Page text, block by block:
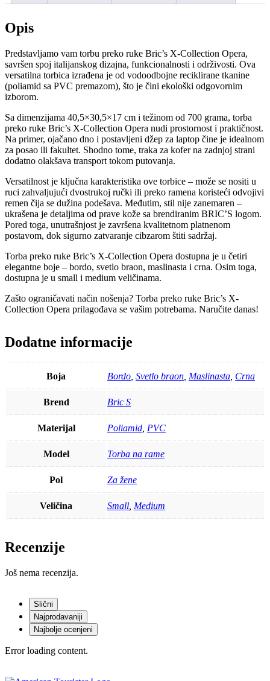
Opis
Predstavljamo vam torbu preko ruke Bric’s X-Collection Opera,
savršen spoj italijanskog dizajna, funkcionalnosti i održivosti. Ova
versatilna torbica izrađena je od vodoodbojne reciklirane tkanine
(poliamid sa PVC premazom), što je čini ekološki odgovornim
izborom.
Sa dimenzijama 40,5×30,5×17 cm i težinom od 700 grama, torba
preko ruke Bric’s X-Collection Opera nudi prostornost i praktičnost.
Na primer, ojačano dno i postavljeni džep za laptop čine je idealnom
za posao ili fakultet. Shodno tome, traka za kofer na zadnjoj strani
dodatno olakšava transport tokom putovanja.
Versatilnost je ključna karakteristika ove torbice – može se nositi u
ruci zahvaljujući dvostrukoj ručki ili preko ramena koristeći odvojivi
remen čija se dužina podešava. Međutim, stil nije zanemaren –
ukrašena je detaljima od prave kože sa brendiranim BRIC’S logom.
Pored toga, unutrašnjost je završena kvalitetnom platnenom
postavom, dok sigurno zatvaranje cibzarom štiti sadržaj.
Torba preko ruke Bric’s X-Collection Opera dostupna je u četiri
elegantne boje – bordo, svetlo braon, maslinasta i crna. Osim toga,
dostupna je u small i medium veličinama.
Zašto ograničavati način nošenja? Torba preko ruke Bric’s X-
Collection Opera prilagođava se vašim potrebama. Naručite danas!
Dodatne informacije
Boja Bordo Svetlo braon Maslinasta Crna
Brend Bric S
Materijal Poliamid PVC
Model Torba na rame
Pol Za žene
Veličina Small Medium
Recenzije
Još nema recenzija.
Slični
Najprodavaniji
Najbolje ocenjeni
Error loading content.